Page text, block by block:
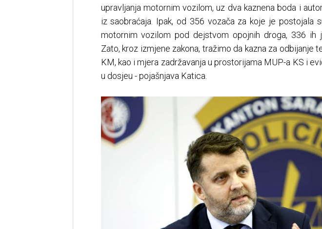
upravljanja motornim vozilom, uz dva kaznena boda i
iz saobraćaja. Ipak, od 356 vozača za koje je postojala
motornim vozilom pod dejstvom opojnih droga, 336 ih
Zato, kroz izmjene zakona, tražimo da kazna za odbijanje
KM, kao i mjera zadržavanja u prostorijama MUP-a KS i
u dosjeu - pojašnjava Katica.